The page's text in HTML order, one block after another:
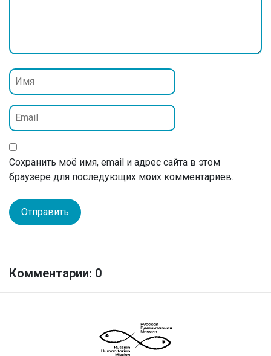
Сохранить моё имя, email и адрес сайта в этом
браузере для последующих моих комментариев.
Комментарии: 0